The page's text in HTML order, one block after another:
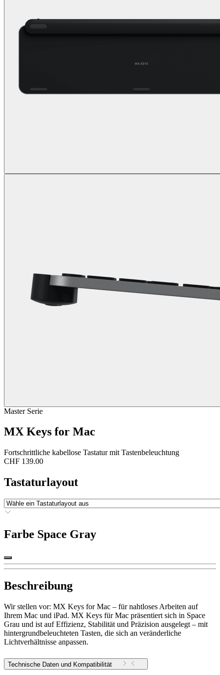
Master Serie
MX Keys for Mac
Fortschrittliche kabellose Tastatur mit Tastenbeleuchtung
CHF 139.00
Tastaturlayout
Farbe Space Gray
Beschreibung
Wir stellen vor: MX Keys for Mac – für nahtloses Arbeiten auf
Ihrem Mac und iPad. MX Keys für Mac präsentiert sich in Space
Grau und ist auf Effizienz, Stabilität und Präzision ausgelegt – mit
hintergrundbeleuchteten Tasten, die sich an veränderliche
Lichtverhältnisse anpassen.
Technische Daten und Kompatibilität